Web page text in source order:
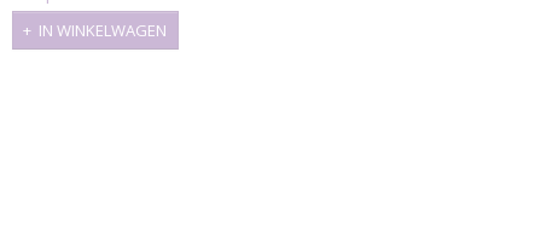
IN WINKELWAGEN